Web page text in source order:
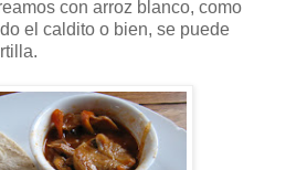
con arroz blanco, como
el caldito o bien, se puede